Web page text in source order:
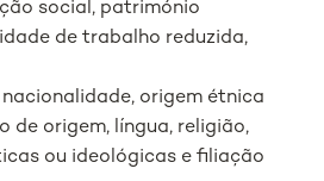
social, património
de trabalho reduzida,
origem étnica
de origem, língua, religião,
ou ideológicas e filiação